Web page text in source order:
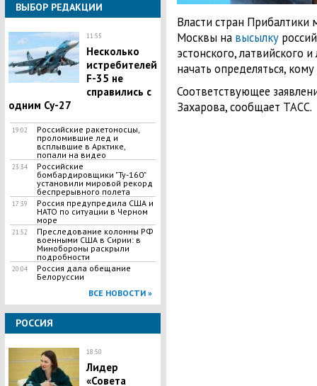
ВЫБОР РЕДАКЦИИ
11:55
Несколько
истребителей
F-35 не
справились с
одним Су-27
19:02
Российские ракетоносцы,
проломившие лед и
всплывшие в Арктике,
попали на видео
23:34
Российские
бомбардировщики "Ту-160"
установили мировой рекорд
беспрерывного полета
17:39
Россия предупредила США и
НАТО по ситуации в Черном
море
21:52
Преследование колонны РФ
военными США в Сирии: в
Минобороны раскрыли
подробности
20:04
Россия дала обещание
Белоруссии
ВСЕ НОВОСТИ »
РОССИЯ
18:50
Лидер
«Совета
Власти стран Прибалтики
Москвы на высылку
эстонского, латвийского
начать определяться,
Соответствующее
Захарова, сообщает ТАСС.